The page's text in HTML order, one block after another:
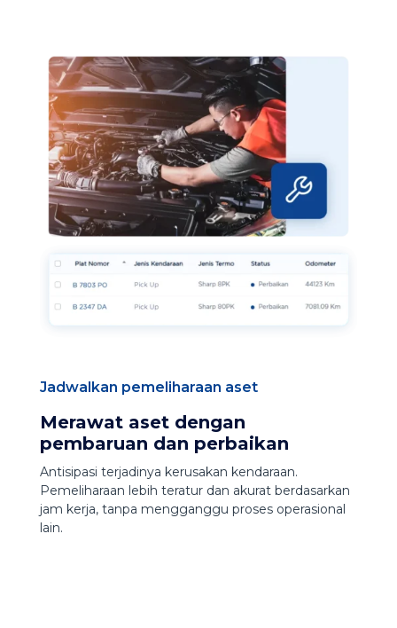
Jadwalkan pemeliharaan aset
Merawat aset dengan
pembaruan dan perbaikan
Antisipasi terjadinya kerusakan kendaraan.
Pemeliharaan lebih teratur dan akurat berdasarkan
jam kerja, tanpa mengganggu proses operasional
lain.